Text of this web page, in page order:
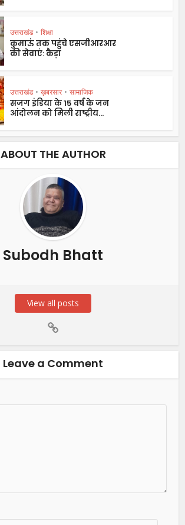
उत्तराखंड • शिक्षा
कुमाऊं तक पहुंचे एसजीआरआर
की सेवाएं: कैड़ा
उत्तराखंड • ख़बरसार • सामाजिक
सजग इंडिया के 15 वर्ष के जन
आंदोलन को मिली राष्ट्रीय...
ABOUT THE AUTHOR
Subodh Bhatt
View all posts
Leave a Comment